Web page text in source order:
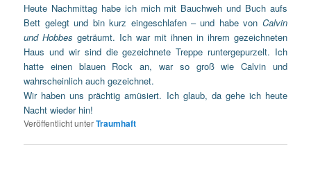
Heute Nachmittag habe ich mich mit Bauchweh und Buch aufs
Bett gelegt und bin kurz eingeschlafen – und habe von Calvin
und Hobbes geträumt. Ich war mit ihnen in ihrem gezeichneten
Haus und wir sind die gezeichnete Treppe runtergepurzelt. Ich
hatte einen blauen Rock an, war so groß wie Calvin und
wahrscheinlich auch gezeichnet.
Wir haben uns prächtig amüsiert. Ich glaub, da gehe ich heute
Nacht wieder hin!
Veröffentlicht unterTraumhaft